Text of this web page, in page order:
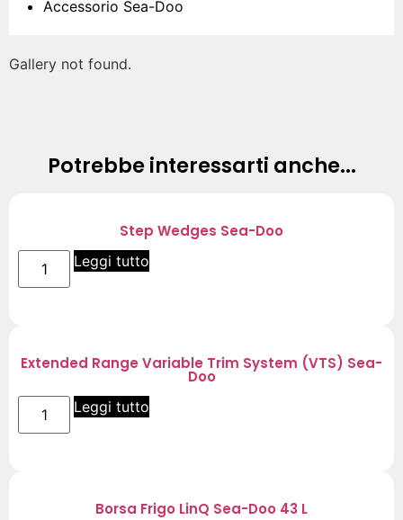
Accessorio Sea-Doo
Gallery not found.
Potrebbe interessarti anche...
Step Wedges Sea-Doo
Leggi tutto
Extended Range Variable Trim System (VTS) Sea-
Doo
Leggi tutto
Borsa Frigo LinQ Sea-Doo 43 L